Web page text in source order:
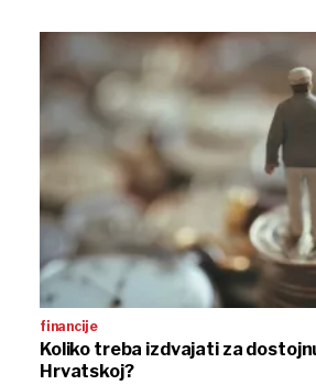
financije
Koliko treba izdvajati za
Hrvatskoj?